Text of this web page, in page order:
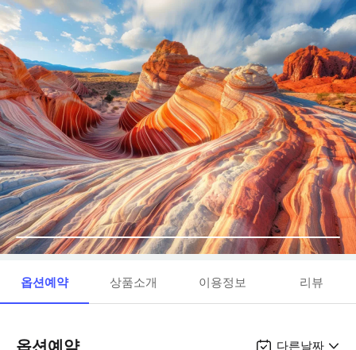
옵션예약 상품소개 이용정보 리뷰
옵션예약 다른날짜